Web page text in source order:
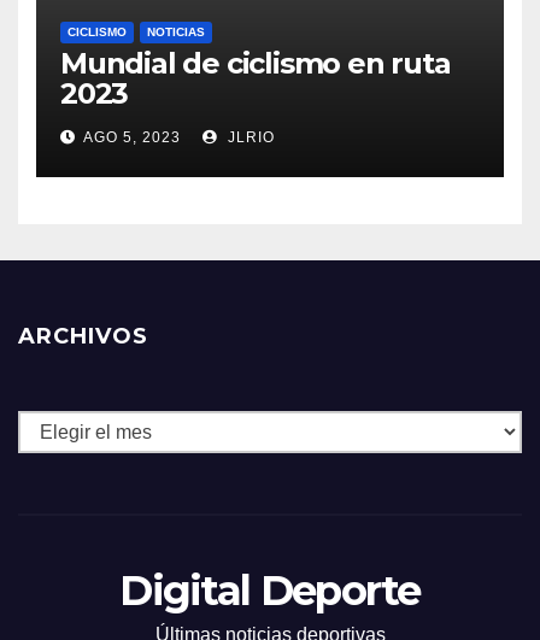
CICLISMO NOTICIAS
Mundial de ciclismo en ruta
2023
AGO 5, 2023 JLRIO
ARCHIVOS
Archivos
Digital Deporte
Últimas noticias deportivas